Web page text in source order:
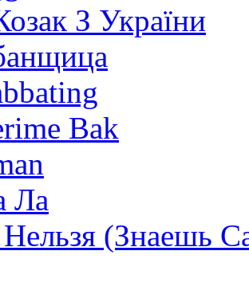
З України
Bak
Ла
(Знаешь